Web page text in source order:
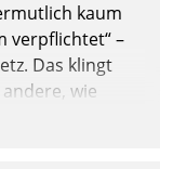
kaum
verpflichtet“ –
Das klingt
wie
der